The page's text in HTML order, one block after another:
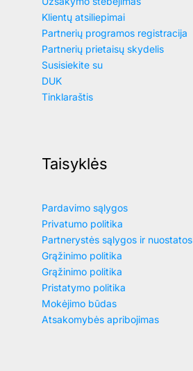
Klientų atsiliepimai
Partnerių programos registracija
Partnerių prietaisų skydelis
Susisiekite su
DUK
Tinklaraštis
Taisyklės
Pardavimo sąlygos
Privatumo politika
Partnerystės sąlygos ir nuostatos
Grąžinimo politika
Grąžinimo politika
Pristatymo politika
Mokėjimo būdas
Atsakomybės apribojimas